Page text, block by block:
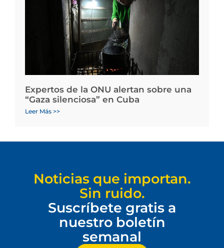
Expertos de la ONU alertan sobre una
“Gaza silenciosa” en Cuba
Leer Más >>
Noticias que importan.
Sin ruido.
Suscríbete gratis a
nuestro boletín
semanal